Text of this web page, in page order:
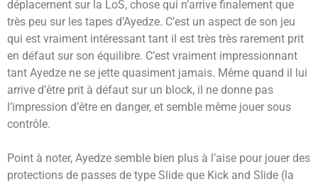
déplacement sur la LoS, chose qui n’arrive finalement que
très peu sur les tapes d’Ayedze. C’est un aspect de son jeu
qui est vraiment intéressant tant il est très très rarement prit
en défaut sur son équilibre. C’est vraiment impressionnant
tant Ayedze ne se jette quasiment jamais. Même quand il lui
arrive d’être prit à défaut sur un block, il ne donne pas
l’impression d’être en danger, et semble même jouer sous
contrôle.
Point à noter, Ayedze semble bien plus à l’aise pour jouer des
protections de passes de type Slide que Kick and Slide (la